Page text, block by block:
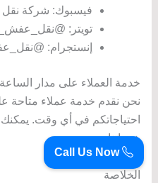
فيسبوك: شركة
تويتر:
إنستجرام:
خدمة العملاء على مدار الساعة
نحن نقدم خدمة عملاء متاحة
احتياجاتكم في أي وقت.
خدماتنا.
الخلاصة
Call Us Now